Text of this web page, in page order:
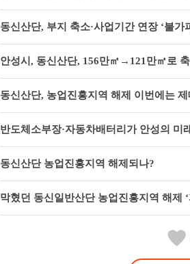
동신산단, 부지 축소·사업기간 연장 ‘불
안성시, 동신산단, 156만㎡→121만㎡로 축
동신산단, 농업진흥지역 해제 이번에는
반도체소부장·자동차배터리가 안성의
동신산단 농업진흥지역 해제되나?
막혔던 동신일반산단 농업진흥지역 해제 ‘